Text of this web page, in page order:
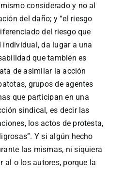
considerado y no al
del daño; y “el riesgo
del riesgo que
individual, da lugar a una
que también es
de asimilar la acción
grupos de agentes
que participan en una
sindical, es decir las
los actos de protesta,
Y si algún hecho
las mismas, ni siquiera
al o los autores, porque la